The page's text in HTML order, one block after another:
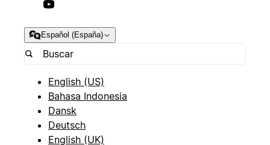
Español (España)
English (US)
Bahasa Indonesia
Dansk
Deutsch
English (UK)